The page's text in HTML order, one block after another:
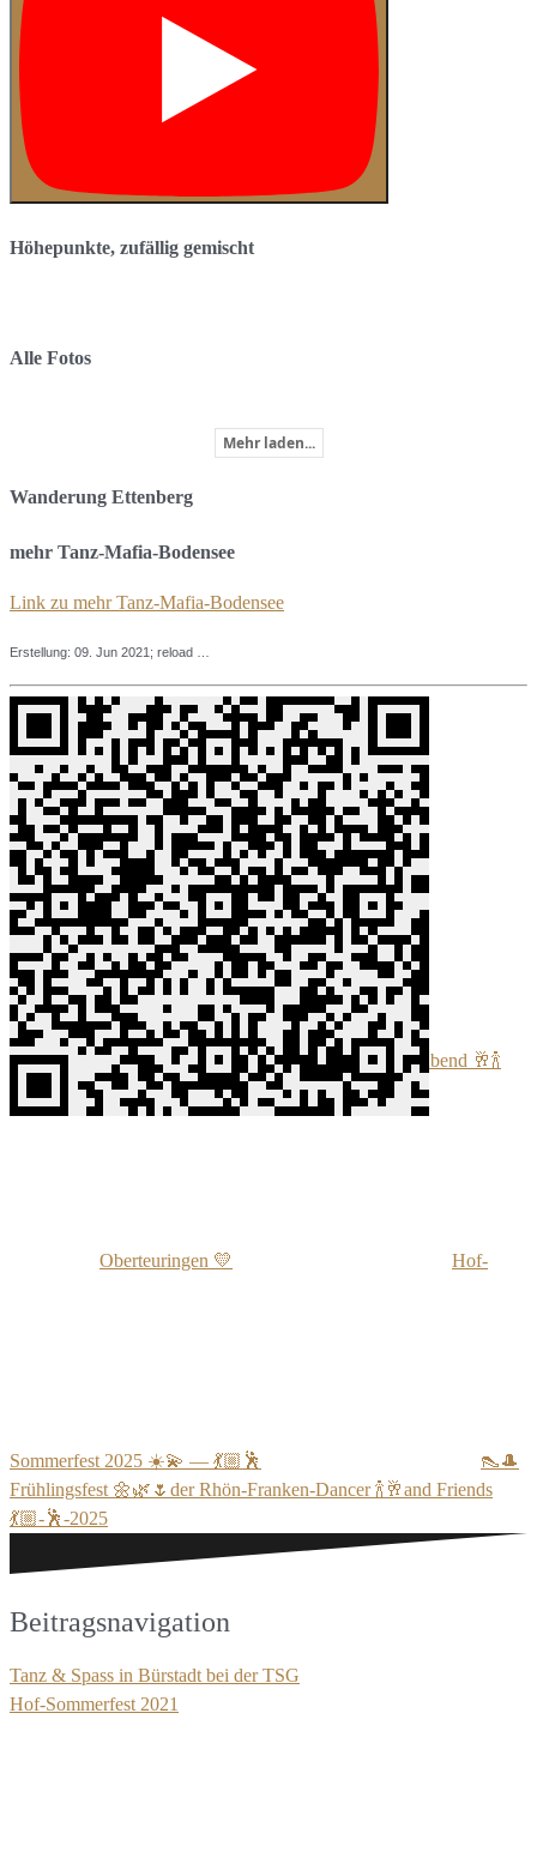
Höhepunkte, zufällig gemischt
Alle Fotos
Mehr laden...
Wanderung Ettenberg
mehr Tanz-Mafia-Bodensee
Link zu mehr Tanz-Mafia-Bodensee
Erstellung: 09 . Jun 2021 ; reload …
🍅 TomTomate.de
2018-2026 📲
👉 Ähnliche Beiträge🍅:
2024 🥂🍾 Gala Abend 🥂🍾
Oberteuringen 💛 Hof-
Sommerfest 2025 ☀️💫 — 💃🏼🕺
👠🎩
Frühlingsfest 🌼🌿🌷der Rhön-Franken-Dancer 🍾🥂and Friends
💃🏼-🕺-2025
Beitragsnavigation
Tanz & Spass in Bürstadt bei der TSG
Hof-Sommerfest 2021